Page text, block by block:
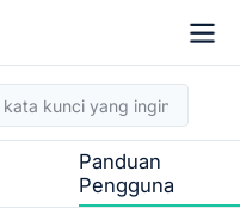
Panduan
Pengguna